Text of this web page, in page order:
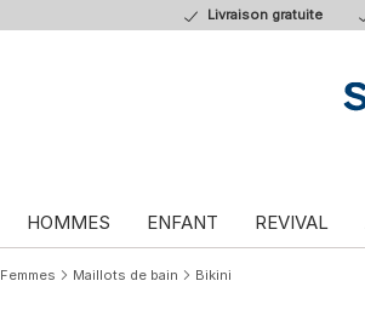
Livraison gratuite
HOMMES ENFANT REVIVAL
Femmes Maillots de bain Bikini